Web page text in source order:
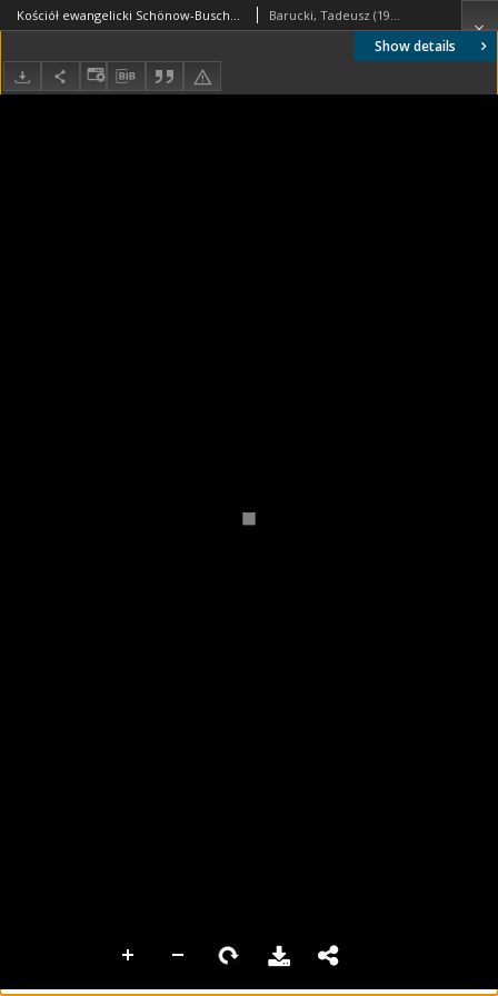
Show details
Kościół ewangelicki Schönow-Buschgraben w dzielnicy Steglitz-Zehlendorf, fragment wnętrza, Berlin, Niemcy Barucki, Tadeusz (1922- ). Fotograf